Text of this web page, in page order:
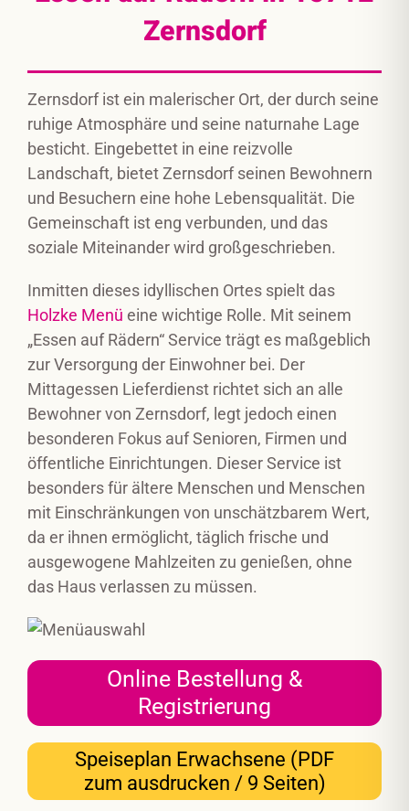
Zernsdorf
Zernsdorf ist ein malerischer Ort, der durch seine
ruhige Atmosphäre und seine naturnahe Lage
besticht. Eingebettet in eine reizvolle
Landschaft, bietet Zernsdorf seinen Bewohnern
und Besuchern eine hohe Lebensqualität. Die
Gemeinschaft ist eng verbunden, und das
soziale Miteinander wird großgeschrieben.
Inmitten dieses idyllischen Ortes spielt das
Holzke Menü eine wichtige Rolle. Mit seinem
„Essen auf Rädern“ Service trägt es maßgeblich
zur Versorgung der Einwohner bei. Der
Mittagessen Lieferdienst richtet sich an alle
Bewohner von Zernsdorf, legt jedoch einen
besonderen Fokus auf Senioren, Firmen und
öffentliche Einrichtungen. Dieser Service ist
besonders für ältere Menschen und Menschen
mit Einschränkungen von unschätzbarem Wert,
da er ihnen ermöglicht, täglich frische und
ausgewogene Mahlzeiten zu genießen, ohne
das Haus verlassen zu müssen.
Online Bestellung &
Registrierung
Speiseplan Erwachsene (PDF
zum ausdrucken / 9 Seiten)